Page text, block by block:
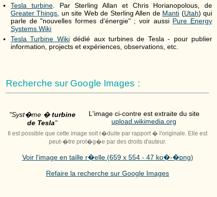
Tesla turbine. Par Sterling Allan et Chris Horianopolous, de
Greater Things, un site Web de Sterling Allen de Manti (Utah) qui
parle de "nouvelles formes d'énergie" ; voir aussi Pure Energy
Systems Wiki
Tesla Turbine Wikidédié aux turbines de Tesla - pour publier
information, projects et expériences, observations, etc.
Recherche sur Google Images :
"Syst�me �turbine
de Tesla"
L'image ci-contre est extraite du site
upload.wikimedia.org
Il est possible que cette image soit r�duite par rapport � l'originale. Elle est
peut-�tre prot�g�e par des droits d'auteur.
Voir l'image en taille r�elle (659 x 554 - 47 ko�-�png)
Refaire la recherche sur Google Images